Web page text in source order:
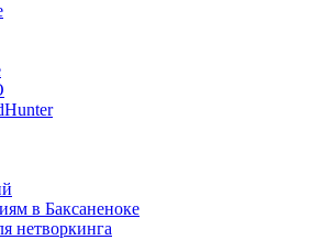
в Баксаненоке
нетворкинга